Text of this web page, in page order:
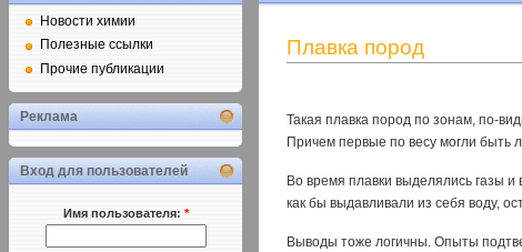
Плавка пород
Такая плавка пород по зонам, по-
Причем первые по весу могли быть
Во время плавки выделялись газы
как бы выдавливали из себя воду,
Выводы тоже логичны. Опыты
Новости химии
Полезные ссылки
Прочие публикации
Реклама
Вход для пользователей
Имя пользователя: *